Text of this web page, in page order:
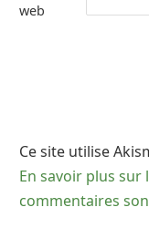
web
Ce site utilise
En savoir plus sur
commentaires